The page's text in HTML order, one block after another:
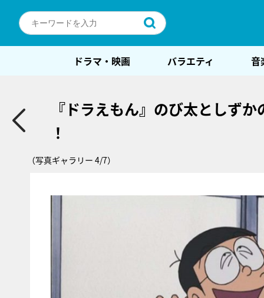
ドラマ・映画 バラエティ 音
『ドラえもん』のび太としず
！
（写真ギャラリー 4/7）